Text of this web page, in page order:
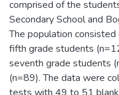
comprised of the
Secondary School and
The population
fifth grade students
seventh grade students
(n=89). The data were